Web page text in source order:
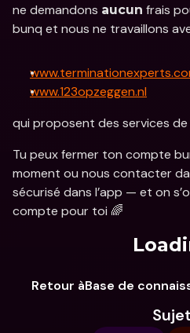
ne demandons aucun frais
bunq et nous ne travaillons
www.123opzeggen.nl
qui proposent des services
Tu peux fermer ton compte
moment ou nous contacter
sécurisé dans l’app — et on
compte pour toi 🌈
Retour àBase de